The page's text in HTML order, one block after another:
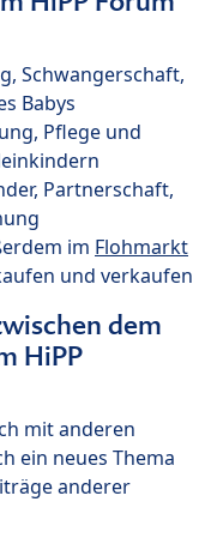
Schwangerschaft,
Babys
Pflege und
Partnerschaft,
im Flohmarkt
und verkaufen
dem
HiPP
mit anderen
ein neues Thema
anderer